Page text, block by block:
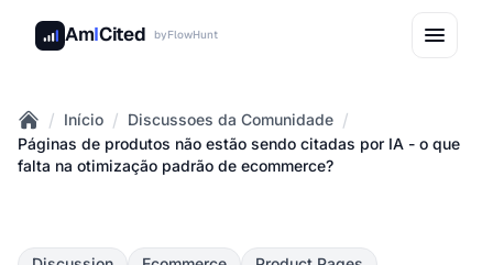
AmICited byFlowHunt
Home
/ Início / Discussoes da Comunidade /
Páginas de produtos não estão sendo citadas por IA - o que
falta na otimização padrão de ecommerce?